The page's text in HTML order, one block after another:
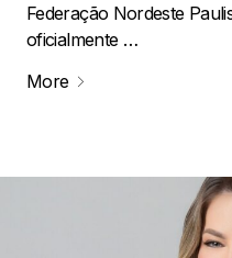
Federação Nordeste
oficialmente …
More